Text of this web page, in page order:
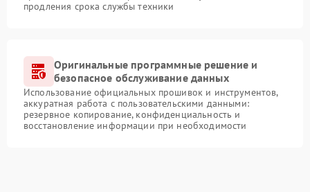
продления срока службы техники
Оригинальные программные решение и
безопасное обслуживание данных
Использование официальных прошивок и инструментов,
аккуратная работа с пользовательскими данными:
резервное копирование, конфиденциальность и
восстановление информации при необходимости